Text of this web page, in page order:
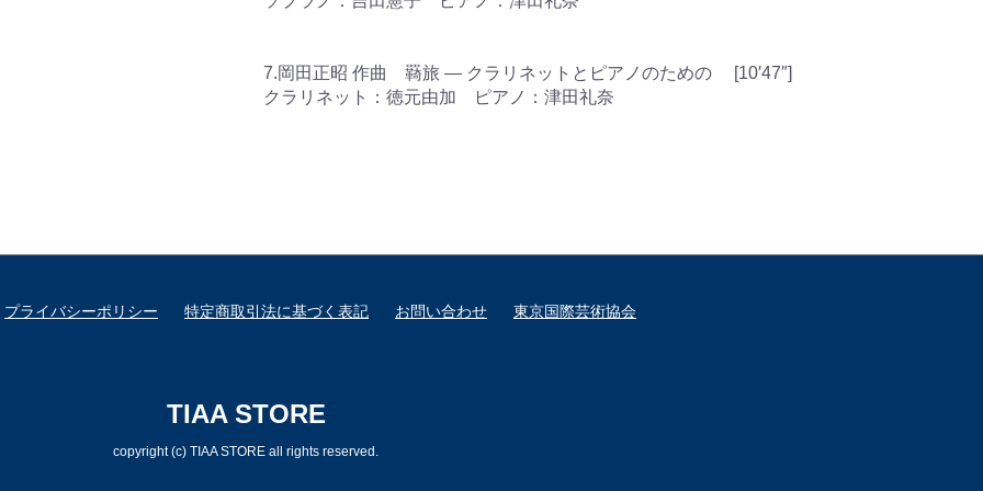
7.岡田正昭 作曲 羇旅 ― クラリネットとピアノのための [10′47″]
クラリネット：徳元由加 ピアノ：津田礼奈
プライバシーポリシー 特定商取引法に基づく表記 お問い合わせ 東京国際芸術協会
TIAA STORE
copyright (c) TIAA STORE all rights reserved.